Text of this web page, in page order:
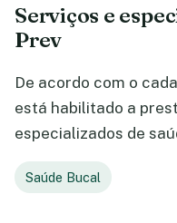
Serviços e
Prev
De acordo com o
está habilitado a
especializados de
Saúde Bucal